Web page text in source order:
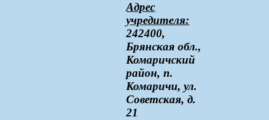
Адрес
учредителя:
242400,
Брянская обл.,
Комаричский
район, п.
Комаричи, ул.
Советская, д.
21